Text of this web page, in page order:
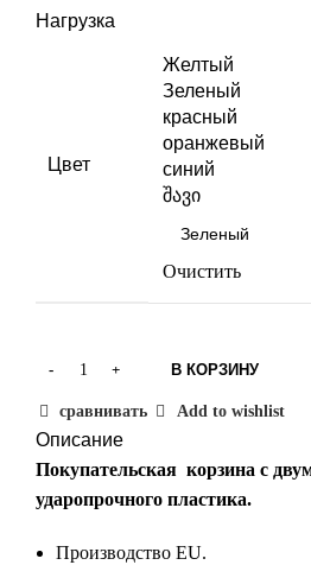
Нагрузка
Цвет
Желтый
Зеленый
красный
оранжевый
синий
შავი
Очистить
В КОРЗИНУ
сравнивать Add to wishlist
Описание
Покупательская корзина с
ударопрочного пластика.
Производство EU.